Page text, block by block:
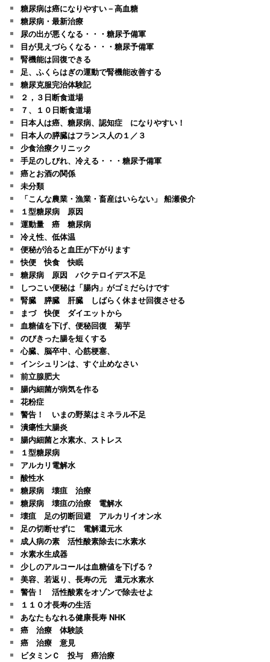
糖尿病は癌になりやすい－高血糖
糖尿病・最新治療
尿の出が悪くなる・・・糖尿予備軍
目が見えづらくなる・・・糖尿予備軍
腎機能は回復できる
足、ふくらはぎの運動で腎機能改善する
糖尿克服完治体験記
２，３日断食道場
７、１０日断食道場
日本人は癌、糖尿病、認知症 になりやすい！
日本人の膵臓はフランス人の１／３
少食治療クリニック
手足のしびれ、冷える・・・糖尿予備軍
癌とお酒の関係
未分類
「こんな農業・漁業・畜産はいらない」 船瀬俊介
１型糖尿病 原因
運動量 癌 糖尿病
冷え性、低体温
便秘が治ると血圧が下がります
快便 快食 快眠
糖尿病 原因 バクテロイデス不足
しつこい便秘は「腸内」がゴミだらけです
腎臓 膵臓 肝臓 しばらく休ませ回復させる
まづ 快便 ダイエットから
血糖値を下げ、便秘回復 菊芋
のびきった腸を短くする
心臓、脳卒中、心筋梗塞、
インシュリンは、すぐ止めなさい
前立腺肥大
腸内細菌が病気を作る
花粉症
警告！ いまの野菜はミネラル不足
潰瘍性大腸炎
腸内細菌と水素水、ストレス
１型糖尿病
アルカリ電解水
酸性水
糖尿病 壊疽 治療
糖尿病 壊疽の治療 電解水
壊疽 足の切断回避 アルカリイオン水
足の切断せずに 電解還元水
成人病の素 活性酸素除去に水素水
水素水生成器
少しのアルコールは血糖値を下げる？
美容、若返り、長寿の元 還元水素水
警告！ 活性酸素をオゾンで除去せよ
１１０才長寿の生活
あなたもなれる健康長寿 NHK
癌 治療 体験談
癌 治療 意見
ビタミンＣ 投与 癌治療